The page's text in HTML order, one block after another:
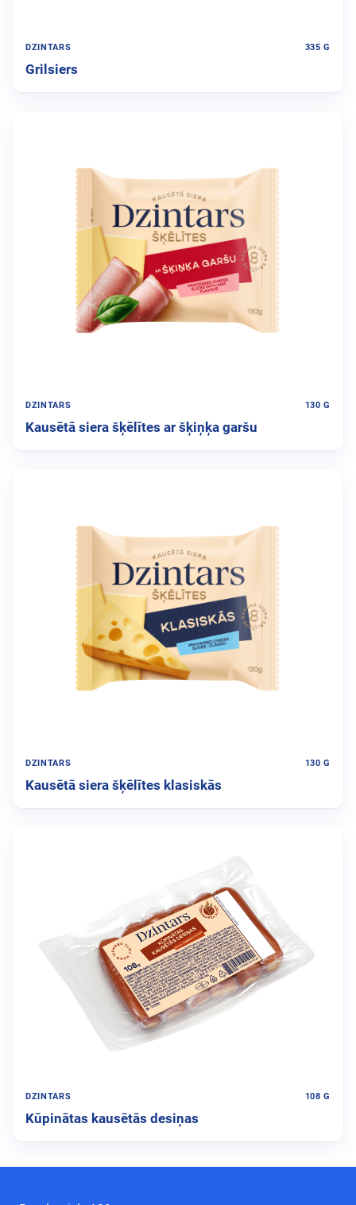
DZINTARS 335 G
Grilsiers
DZINTARS 130 G
Kausētā siera šķēlītes ar šķiņķa garšu
DZINTARS 130 G
Kausētā siera šķēlītes klasiskās
DZINTARS 108 G
Kūpinātas kausētās desiņas